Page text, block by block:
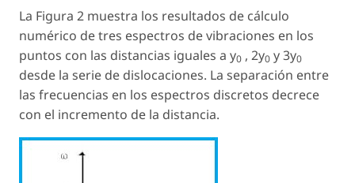
La Figura 2 muestra los resultados de cálculo
numérico de tres espectros de vibraciones en los
puntos con las distancias iguales a y0 , 2y0 y 3y0
desde la serie de dislocaciones. La separación entre
las frecuencias en los espectros discretos decrece
con el incremento de la distancia.